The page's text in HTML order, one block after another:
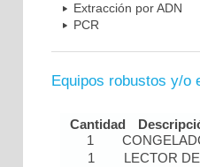
Extracción por ADN
PCR
Equipos robustos y/o
Cantidad
1
1
LECTOR